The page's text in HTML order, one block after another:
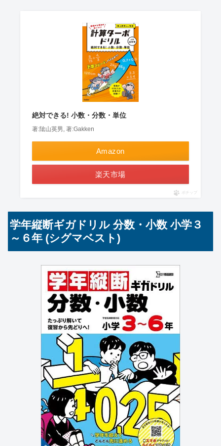
絶対できる! 小数・分数・単位
著:隂山英男, 著:Gakken
Amazon
楽天市場
ポチップ
学年縦断ギガドリル 分数・小数 小学３
～６年 (シグマベスト)